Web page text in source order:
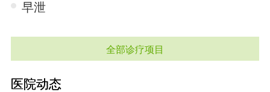
早泄
全部诊疗项目
医院动态